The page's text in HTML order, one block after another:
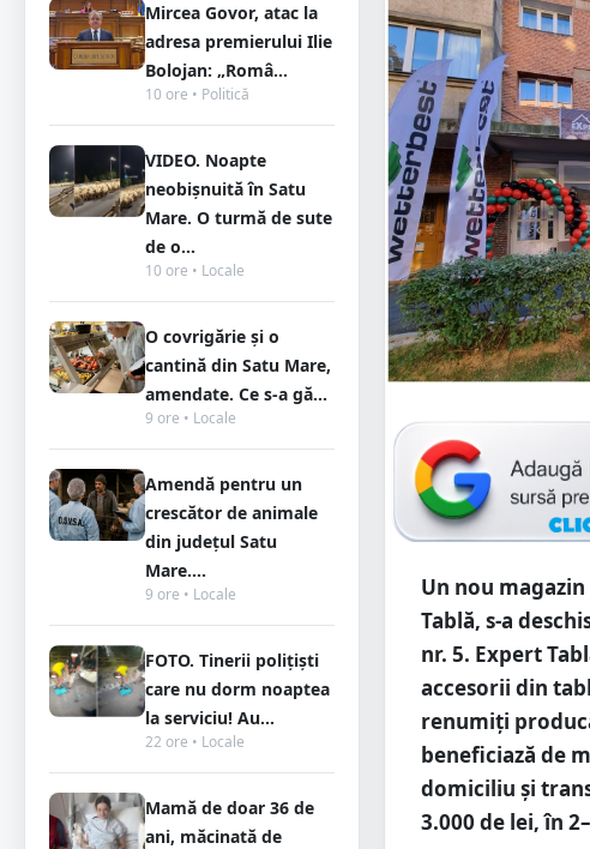
Mircea Govor, atac la
adresa premierului Ilie
Bolojan: „Româ...
10 ore • Politică
VIDEO. Noapte
neobișnuită în Satu
Mare. O turmă de sute
de o...
10 ore • Locale
O covrigărie și o
cantină din Satu Mare,
amendate. Ce s-a gă...
9 ore • Locale
Amendă pentru un
crescător de animale
din județul Satu
Mare....
9 ore • Locale
FOTO. Tinerii polițiști
care nu dorm noaptea
la serviciu! Au...
22 ore • Locale
Mamă de doar 36 de
ani, măcinată de
Un nou
Tablă, s-a
nr. 5. Expert
accesorii din
renumiți
beneficiază de
domiciliu și
3.000 de lei, în